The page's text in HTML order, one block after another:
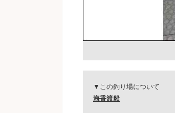
▼この釣り場について
海香渡船